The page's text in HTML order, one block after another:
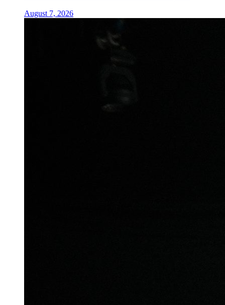
August 7, 2026